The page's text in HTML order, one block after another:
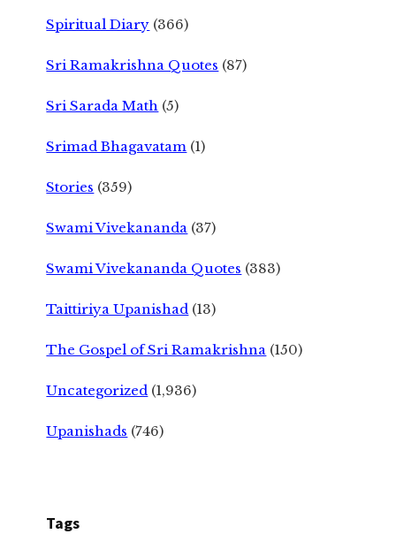
Spiritual Diary (366)
Sri Ramakrishna Quotes (87)
Sri Sarada Math (5)
Srimad Bhagavatam (1)
Stories (359)
Swami Vivekananda (37)
Swami Vivekananda Quotes (383)
Taittiriya Upanishad (13)
The Gospel of Sri Ramakrishna (150)
Uncategorized (1,936)
Upanishads (746)
Tags